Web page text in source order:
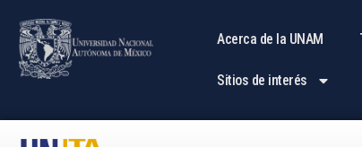
Acerca de la UNAM
Sitios de interés